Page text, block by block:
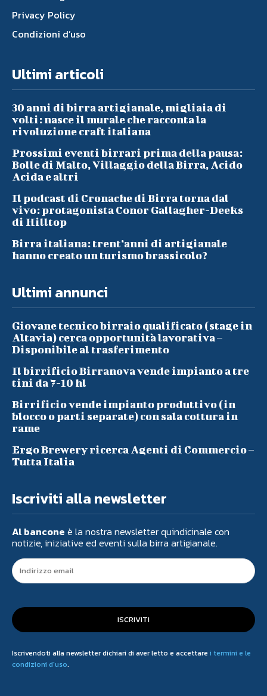
Privacy Policy
Condizioni d’uso
Ultimi articoli
30 anni di birra artigianale, migliaia di
volti: nasce il murale che racconta la
rivoluzione craft italiana
Prossimi eventi birrari prima della pausa:
Bolle di Malto, Villaggio della Birra, Acido
Acida e altri
Il podcast di Cronache di Birra torna dal
vivo: protagonista Conor Gallagher-Deeks
di Hilltop
Birra italiana: trent’anni di artigianale
hanno creato un turismo brassicolo?
Ultimi annunci
Giovane tecnico birraio qualificato (stage in
Altavia) cerca opportunità lavorativa –
Disponibile al trasferimento
Il birrificio Birranova vende impianto a tre
tini da 7-10 hl
Birrificio vende impianto produttivo (in
blocco o parti separate) con sala cottura in
rame
Ergo Brewery ricerca Agenti di Commercio –
Tutta Italia
Iscriviti alla newsletter
Al bancone è la nostra newsletter quindicinale con
notizie, iniziative ed eventi sulla birra artigianale.
ISCRIVITI
Iscrivendoti alla newsletter dichiari di aver letto e accettare i termini e le
condizioni d'uso.